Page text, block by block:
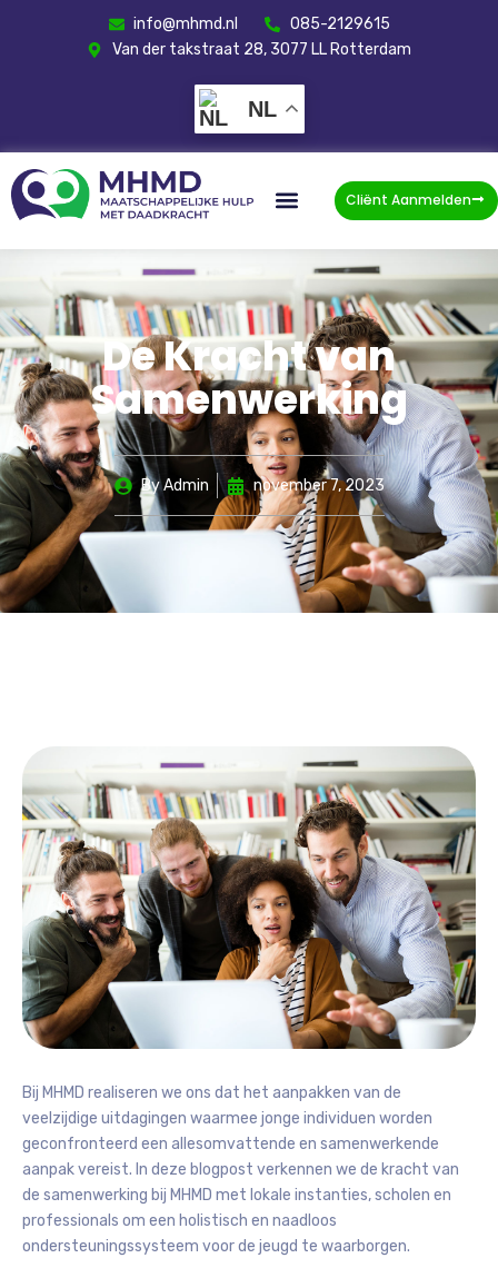
info@mhmd.nl
085-2129615
Van der takstraat 28, 3077 LL Rotterdam
NL
Cliënt Aanmelden
De Kracht van
Samenwerking
ByAdmin november 7, 2023
Bij MHMD realiseren we ons dat het aanpakken van de
veelzijdige uitdagingen waarmee jonge individuen worden
geconfronteerd een allesomvattende en samenwerkende
aanpak vereist. In deze blogpost verkennen we de kracht van
de samenwerking bij MHMD met lokale instanties, scholen en
professionals om een holistisch en naadloos
ondersteuningssysteem voor de jeugd te waarborgen.